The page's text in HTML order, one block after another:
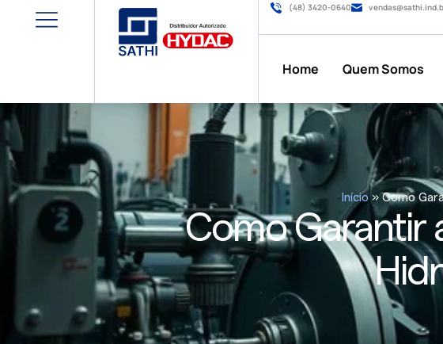
(48) 3420-0640
Home Quem Somos
Início »Como
Como Garantir